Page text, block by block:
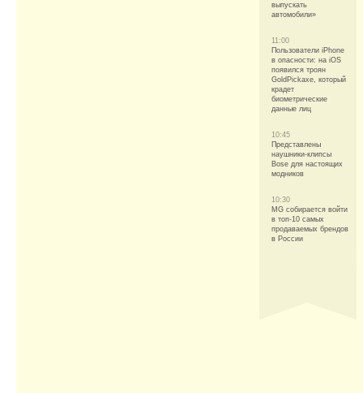
выпускать
автомобили»
11:00
Пользователи iPhone
в опасности: на iOS
появился троян
GoldPickaxe, который
крадет
биометрические
данные лиц
10:45
Представлены
наушники-клипсы
Bose для настоящих
модников
10:30
MG собирается войти
в топ-10 самых
продаваемых брендов
в России